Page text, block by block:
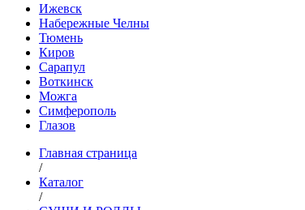
Ижевск
Набережные Челны
Тюмень
Киров
Сарапул
Воткинск
Можга
Симферополь
Глазов
Главная страница
/
Каталог
/